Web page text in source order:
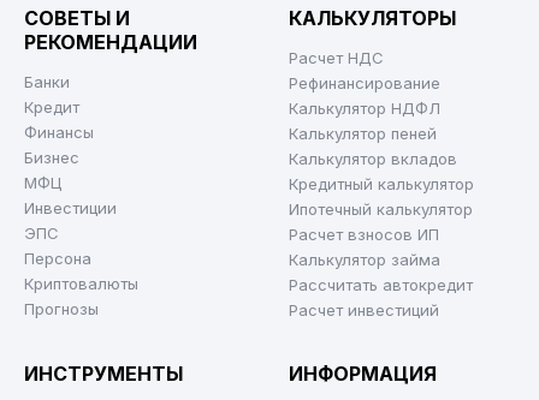
СОВЕТЫ И
РЕКОМЕНДАЦИИ
Банки
Кредит
Финансы
Бизнес
МФЦ
Инвестиции
ЭПС
Персона
Криптовалюты
Прогнозы
КАЛЬКУЛЯТОРЫ
Расчет НДС
Рефинансирование
Калькулятор НДФЛ
Калькулятор пеней
Калькулятор вкладов
Кредитный калькулятор
Ипотечный калькулятор
Расчет взносов ИП
Калькулятор займа
Рассчитать автокредит
Расчет инвестиций
ИНСТРУМЕНТЫ ИНФОРМАЦИЯ